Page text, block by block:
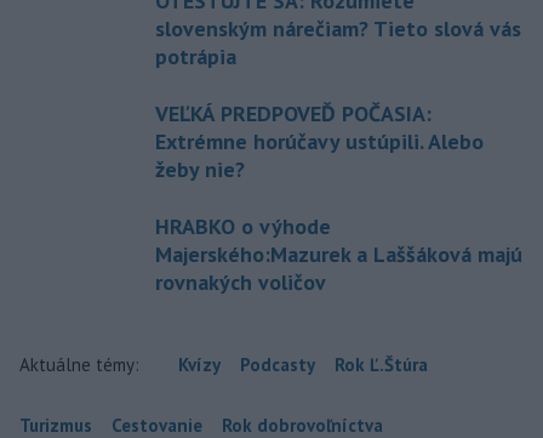
slovenským nárečiam? Tieto slová vás
potrápia
VEĽKÁ PREDPOVEĎ POČASIA:
Extrémne horúčavy ustúpili. Alebo
žeby nie?
HRABKO o výhode
Majerského:Mazurek a Laššáková majú
rovnakých voličov
Aktuálne témy: Kvízy Podcasty Rok Ľ.Štúra
Turizmus Cestovanie Rok dobrovoľníctva